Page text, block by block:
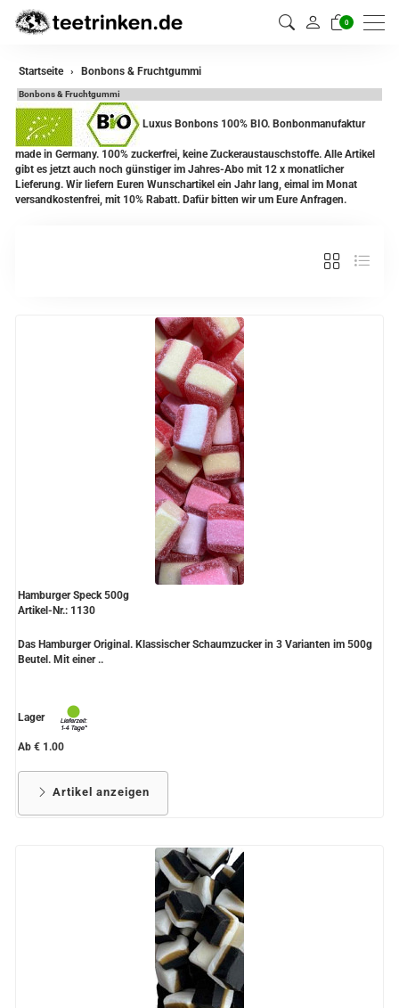
0
Startseite Bonbons & Fruchtgummi
Bonbons & Fruchtgummi
Luxus Bonbons 100% BIO. Bonbonmanufaktur
made in Germany. 100% zuckerfrei, keine Zuckeraustauschstoffe. Alle Artikel
gibt es jetzt auch noch günstiger im Jahres-Abo mit 12 x monatlicher
Lieferung. Wir liefern Euren Wunschartikel ein Jahr lang, eimal im Monat
versandkostenfrei, mit 10% Rabatt. Dafür bitten wir um Eure Anfragen.
Hamburger Speck 500g
Artikel-Nr.: 1130
Das Hamburger Original. Klassischer Schaumzucker in 3 Varianten im 500g
Beutel. Mit einer ..
Lager
Ab € 1.00
Artikel anzeigen